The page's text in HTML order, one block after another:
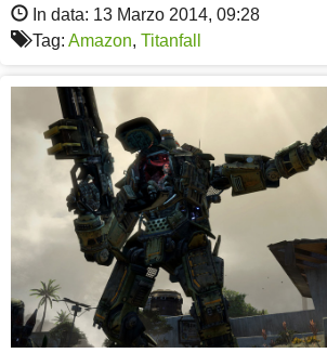
In data: 13 Marzo 2014, 09:28
Tag: Amazon, Titanfall